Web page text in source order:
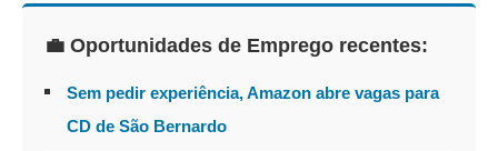
💼 Oportunidades de Emprego recentes:
Sem pedir experiência, Amazon abre vagas para
CD de São Bernardo